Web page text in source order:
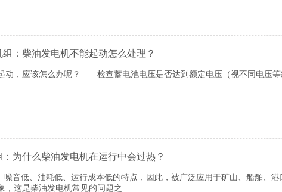
：柴油发电机不能起动怎么处理？
，应该怎么办呢？ 检查蓄电池电压是否达到额定电压（视不同电压等
为什么柴油发电机在运行中会过热？
低、油耗低、运行成本低的特点，因此，被广泛应用于矿山、船舶、港
，这是柴油发电机常见的问题之